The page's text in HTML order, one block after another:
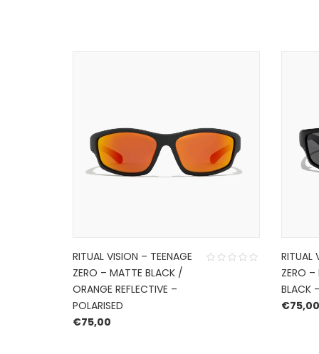
RITUAL VISION – TEENAGE
ZERO – MATTE BLACK /
ORANGE REFLECTIVE –
POLARISED
€75,00
RITUAL
ZERO
BLACK
€75,00